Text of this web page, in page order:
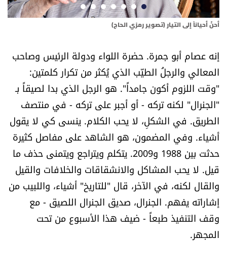
خاص الموقع
كتّابنا
تحت المجهر
آراء
اقتصاد
العالم
الصحافة الإسرائيلية
ثقافة وفنون
أحنّ أحياناً إلى التيار (تصوير رمزي الحاج)
إنه عصام أبو جمرة. حضرة اللواء ودولة الرئيس وصاحب
المعالي والرجلُ الطيّب الذي يُكثر من تكرار كلمتين:
"وقت اللزوم أكون جامداً". هو الرجل الذي بدا لصيقاً بـ
"الجنرال" لكنه تركه - أو أجبر على تركه - في منتصف
الطريق. في الشكلِ، لا يحب الكلام. ينسى كي لا يقول
أشياء. وفي المضمون، هو الشاهد على مفاصل كثيرة
حدثت بين 1988 و2009. يتكلم ويتراجع ويتمنى حذف ما
قيل. لا يحب المشاكل والانشقاقات والخلافات والقيل
والقال لكنه، في الآخر، قال "للتاريخ" أشياء، واللبيب من
إشاراته يفهم. الجنرال، صديق الجنرال اللصيق - مع
وقف التنفيذ طبعاً - ضيف هذا الأسبوع من تحت
المجهر.